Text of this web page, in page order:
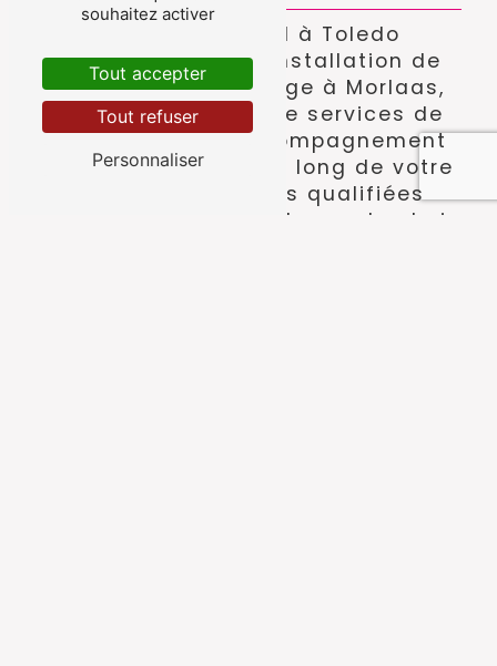
En faisant appel à Toledo
Fermetures pour l'installation de
votre porte de garage à Morlaas,
vous bénéficierez de services de
qualité et d'un accompagnement
personnalisé tout au long de votre
projet. Nos équipes qualifiées
sauront vous conseiller sur le choix
souhaitez activer
Tout accepter
Tout refuser
Personnaliser